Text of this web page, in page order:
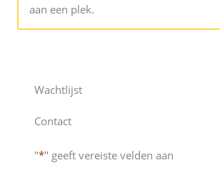
aan een plek.
Wachtlijst
Contact
"*" geeft vereiste velden aan